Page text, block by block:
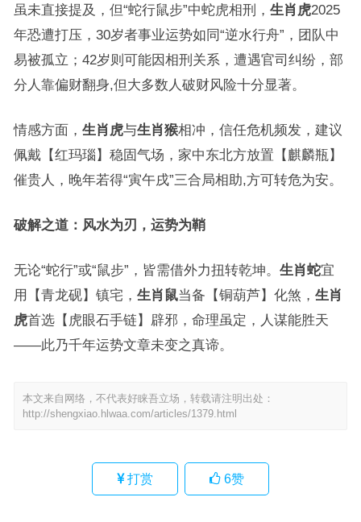
虽未直接提及，但“蛇行鼠步”中蛇虎相刑， 生肖虎2025
年恐遭打压，30岁者事业运势如同“逆水行舟”，团队中
易被孤立；42岁则可能因相刑关系，遭遇官司纠纷，部
分人靠偏财翻身,但大多数人破财风险十分显著。
情感方面， 生肖虎与生肖猴相冲，信任危机频发，建议
佩戴【红玛瑙】稳固气场，家中东北方放置【麒麟瓶】
催贵人，晚年若得“寅午戌”三合局相助,方可转危为安。
破解之道：风水为刃，运势为鞘
无论“蛇行”或“鼠步”，皆需借外力扭转乾坤。 生肖蛇宜
用【青龙砚】镇宅， 生肖鼠当备【铜葫芦】化煞， 生肖
虎首选【虎眼石手链】辟邪，命理虽定，人谋能胜天
——此乃千年运势文章未变之真谛。
本文来自网络，不代表好睐吾立场，转载请注明出处：
http://shengxiao.hlwaa.com/articles/1379.html
打赏 6赞